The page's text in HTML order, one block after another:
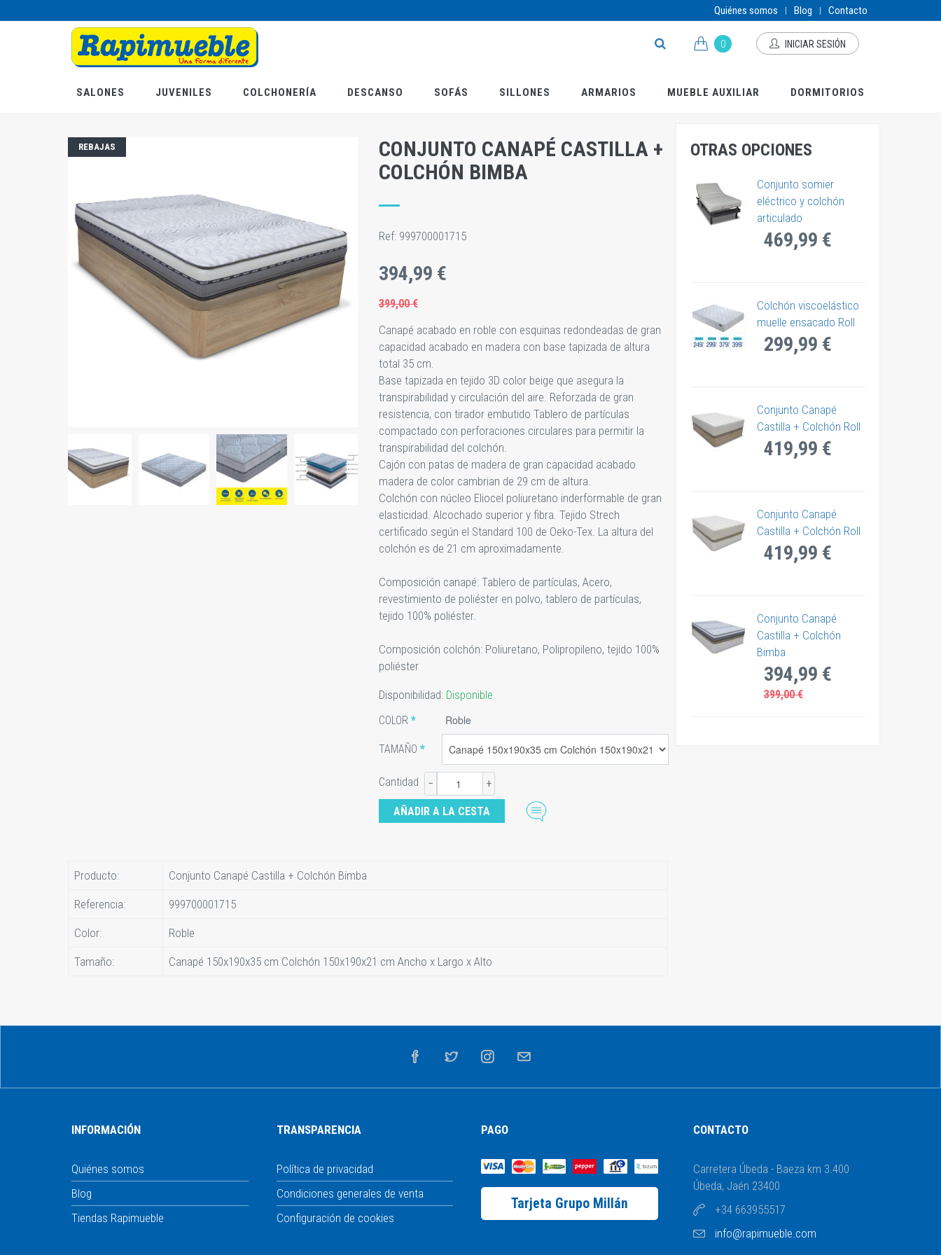
al
Quiénes somos | Blog | Contacto
0 INICIAR SESIÓN
SALONES JUVENILES COLCHONERÍA DESCANSO SOFÁS SILLONES ARMARIOS MUEBLE AUXILIAR DORMITORIOS
REBAJAS
CONJUNTO CANAPÉ CASTILLA +
COLCHÓN BIMBA
Ref: 999700001715
394,99 €
399,00 €
Canapé acabado en roble con esquinas redondeadas de gran
capacidad acabado en madera con base tapizada de altura
total 35 cm.
Base tapizada en tejido 3D color beige que asegura la
transpirabilidad y circulación del aire. Reforzada de gran
resistencia, con tirador embutido Tablero de partículas
compactado con perforaciones circulares para permitir la
transpirabilidad del colchón.
Cajón con patas de madera de gran capacidad acabado
madera de color cambrian de 29 cm de altura.
Colchón con núcleo Eliocel poliuretano inderformable de gran
elasticidad. Alcochado superior y fibra. Tejido Strech
certificado según el Standard 100 de Oeko-Tex. La altura del
colchón es de 21 cm aproximadamente.
Composición canapé: Tablero de partículas, Acero,
revestimiento de poliéster en polvo, tablero de partículas,
tejido 100% poliéster.
Composición colchón: Poliuretano, Polipropileno, tejido 100%
poliéster
Disponibilidad: Disponible
COLOR Roble
TAMAÑO
Cantidad − +
Producto: Conjunto Canapé Castilla + Colchón Bimba
Referencia: 999700001715
Color: Roble
Tamaño: Canapé 150x190x35 cm Colchón 150x190x21 cm Ancho x Largo x Alto
OTRAS OPCIONES
Conjunto somier
eléctrico y colchón
articulado
469,99 €
Colchón viscoelástico
muelle ensacado Roll
299,99 €
Conjunto Canapé
Castilla + Colchón Roll
419,99 €
Conjunto Canapé
Castilla + Colchón Roll
419,99 €
Conjunto Canapé
Castilla + Colchón
Bimba
394,99 €
399,00 €
INFORMACIÓN
Quiénes somos
Blog
Tiendas Rapimueble
TRANSPARENCIA
Política de privacidad
Condiciones generales de venta
Configuración de cookies
PAGO
Tarjeta Grupo Millán
CONTACTO
Carretera Úbeda - Baeza km 3.400
Úbeda, Jaén 23400
+34 663955517
info@rapimueble.com